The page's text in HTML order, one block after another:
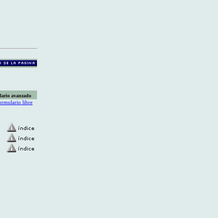
avanzado
libre